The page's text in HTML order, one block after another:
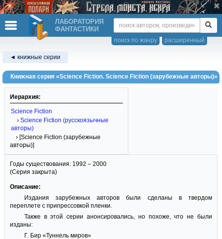
ЛАБОРАТОРИЯ
ФАНТАСТИКИ
расширенный
поиск по жанру
◄ книжные серии
Книжная серия «Science Fiction. Science Fiction (зарубежные авторы)»
Иерархия:
Science Fiction
› Science Fiction (русскоязычные
авторы)
› [Science Fiction (зарубежные
авторы)]
Годы существования: 1992 – 2000
(Серия закрыта)
Описание:
Издания зарубежных авторов были сделаны в твердом
переплете с припрессовкой пленки.
Также в этой серии анонсировались, но похоже, что не были
изданы:
Г. Бир «Туннель миров»